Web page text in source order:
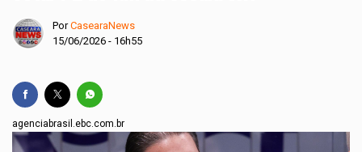
PorCasearaNews
15/06/2026 - 16h55
agenciabrasil.ebc.com.br